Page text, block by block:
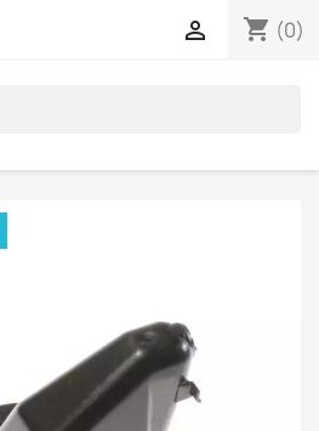
shopping_cart (0)
